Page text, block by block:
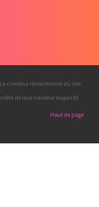
contenu rédactionnel du site
de leur créateur respectif.
Haut de page